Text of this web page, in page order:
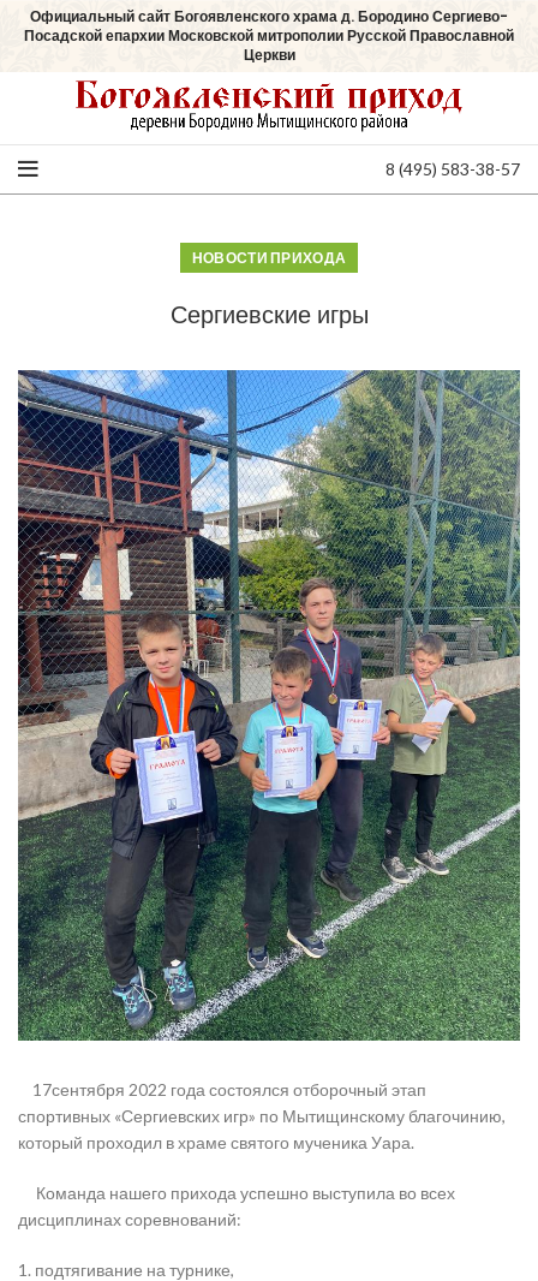
Официальный сайт Богоявленского храма д. Бородино Сергиево-
Посадской епархии Московской митрополии Русской Православной
Церкви
8 (495) 583-38-57
НОВОСТИ ПРИХОДА
Сергиевские игры
17сентября 2022 года состоялся отборочный этап
спортивных «Сергиевских игр» по Мытищинскому благочинию,
который проходил в храме святого мученика Уара.
Команда нашего прихода успешно выступила во всех
дисциплинах соревнований:
1. подтягивание на турнике,